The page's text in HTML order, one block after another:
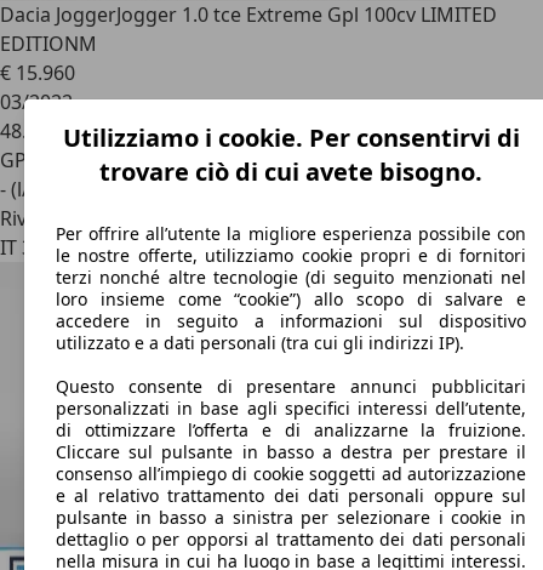
Dacia JoggerJogger 1.0 tce Extreme Gpl 100cv LIMITED
EDITIONM
€ 15.960
03/2022
48.760 km
GPL
- (l/100 km)
Rivenditore
IT 36045Alonte -vicenza - Vi
Utilizziamo i cookie. Per consentirvi di
trovare ciò di cui avete bisogno.
Per offrire all’utente la migliore esperienza possibile con
le nostre offerte, utilizziamo cookie propri e di fornitori
terzi nonché altre tecnologie (di seguito menzionati nel
loro insieme come “cookie”) allo scopo di salvare e
accedere in seguito a informazioni sul dispositivo
utilizzato e a dati personali (tra cui gli indirizzi IP).
Questo consente di presentare annunci pubblicitari
personalizzati in base agli specifici interessi dell’utente,
di ottimizzare l’offerta e di analizzarne la fruizione.
Cliccare sul pulsante in basso a destra per prestare il
consenso all’impiego di cookie soggetti ad autorizzazione
e al relativo trattamento dei dati personali oppure sul
pulsante in basso a sinistra per selezionare i cookie in
dettaglio o per opporsi al trattamento dei dati personali
nella misura in cui ha luogo in base a legittimi interessi.